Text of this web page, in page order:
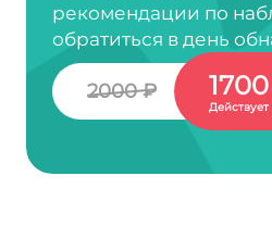
рекомендации по
обратиться в день
2000 ₽